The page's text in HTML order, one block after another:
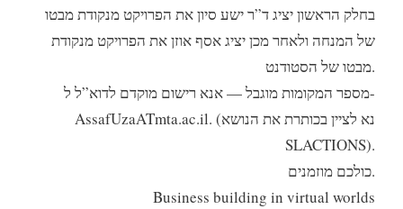
בחלק הראשון יציג ד”ר ישע סיון את הפרויקט מנקודת מבטו
של המנחה ולאחר מכן יציג אסף אוזן את הפרויקט מנקודת
מבטו של הסטודנט.
מספר המקומות מוגבל — אנא רישום מוקדם לדוא”ל ל-
AssafUzaATmta.ac.il. (נא לציין בכותרת את הנושא
SLACTIONS).
כולכם מוזמנים.
Business building in virtual worlds